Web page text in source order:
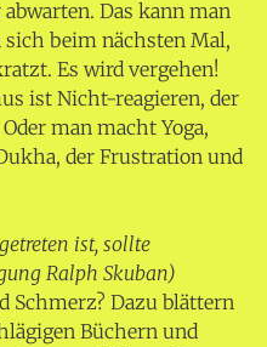
Das kann man
beim nächsten Mal,
Es wird vergehen!
ist Nicht-reagieren, der
man macht Yoga,
der Frustration und
ist, sollte
Ralph Skuban)
Schmerz? Dazu blättern
Büchern und